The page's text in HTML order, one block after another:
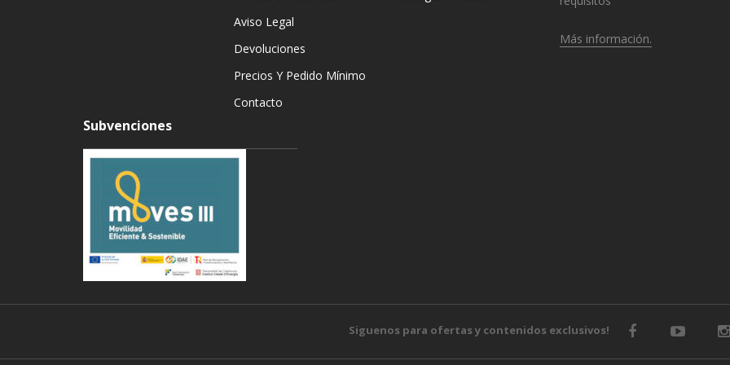
Aviso Legal
Devoluciones
Precios Y Pedido Mínimo
Contacto
Más información.
Subvenciones
Siguenos para ofertas y contenidos exclusivos!